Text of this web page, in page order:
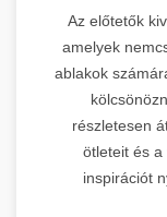
Az előtetők
amelyek
ablakok
részletesen
ötleteit és
inspirációt